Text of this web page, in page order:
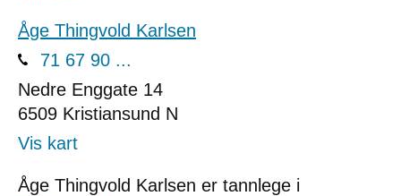
Åge Thingvold Karlsen
71 67 90 ...
Nedre Enggate 14
6509 Kristiansund N
Vis kart
Åge Thingvold Karlsen er tannlege i